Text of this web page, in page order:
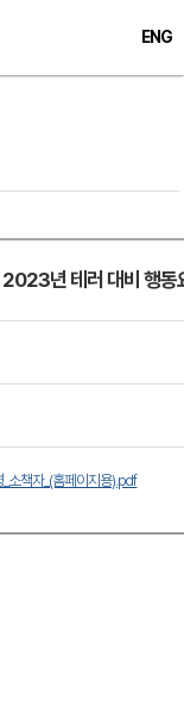
ENG
2023년 테러 대비 행동
소책자_(홈페이지용).pdf